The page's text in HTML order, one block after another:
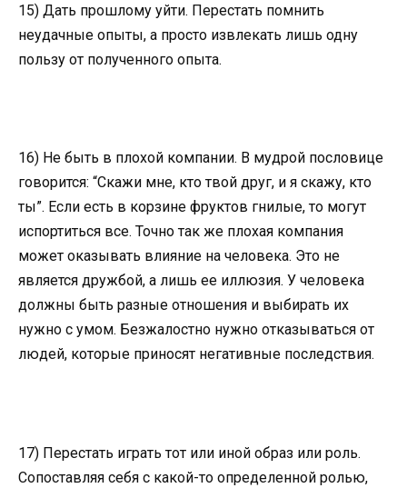
15) Дать прошлому уйти. Перестать помнить
неудачные опыты, а просто извлекать лишь одну
пользу от полученного опыта.
16) Не быть в плохой компании. В мудрой пословице
говорится: “Скажи мне, кто твой друг, и я скажу, кто
ты”. Если есть в корзине фруктов гнилые, то могут
испортиться все. Точно так же плохая компания
может оказывать влияние на человека. Это не
является дружбой, а лишь ее иллюзия. У человека
должны быть разные отношения и выбирать их
нужно с умом. Безжалостно нужно отказываться от
людей, которые приносят негативные последствия.
17) Перестать играть тот или иной образ или роль.
Сопоставляя себя с какой-то определенной ролью,